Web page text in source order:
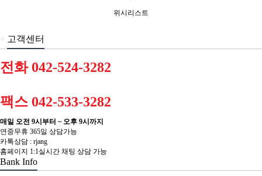
위시리스트
+ 고객센터
전화 042-524-3282
팩스 042-533-3282
매일 오전 9시부터 ~ 오후 9시까지
연중무휴 365일 상담가능
카톡상담 : rjang
홈페이지 1:1실시간 채팅 상담 가능
Bank Info